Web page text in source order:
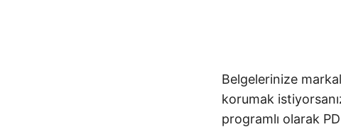
Belgelerinize
korumak
programlı olarak